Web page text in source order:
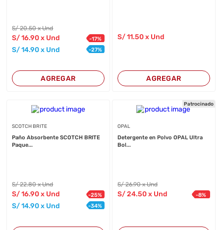
S/20.50 x Und
S/16.90 x Und -17%
S/14.90 x Und -27%
AGREGAR
S/11.50x Und
AGREGAR
SCOTCH BRITE
Paño Absorbente SCOTCH BRITE
Paque...
S/22.80 x Und
S/16.90 x Und -25%
S/14.90 x Und -34%
Patrocinado
OPAL
Detergente en Polvo OPAL Ultra
Bol...
S/26.90 x Und
S/24.50x Und -8%